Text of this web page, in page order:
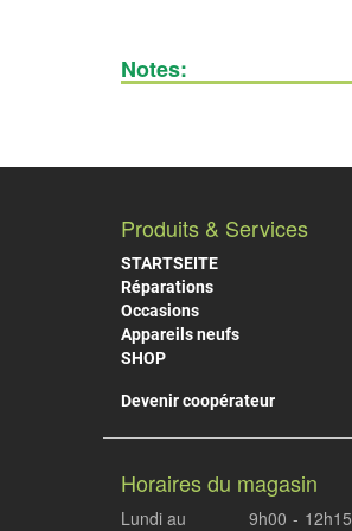
Notes:
Produits & Services
STARTSEITE
Réparations
Occasions
Appareils neufs
SHOP
Devenir coopérateur
Horaires du magasin
Lundi au
9h00 - 12h15